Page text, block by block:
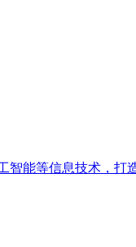
能等信息技术，打